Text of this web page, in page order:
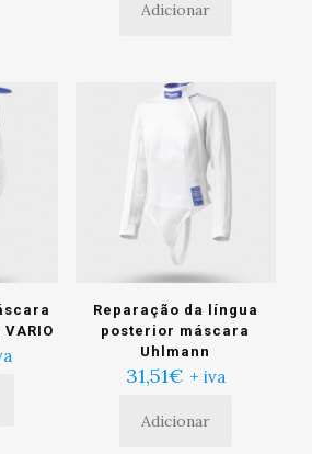
Adicionar
Reparação da língua
posterior máscara
Uhlmann
31,51€ + iva
Adicionar